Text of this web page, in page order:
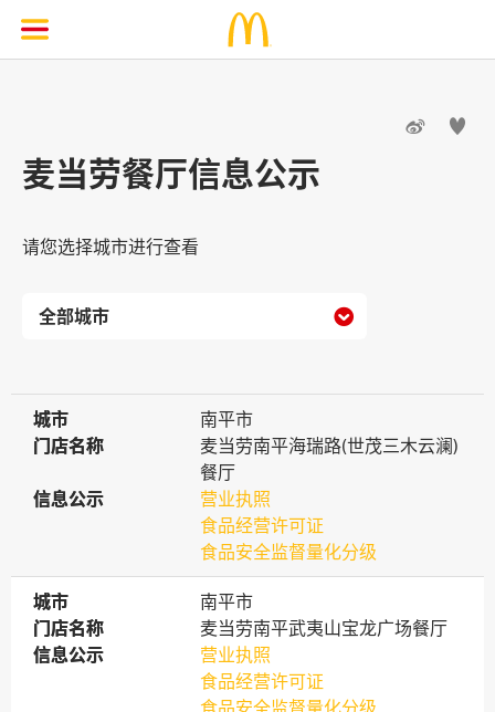
 
麦当劳餐厅信息公示
请您选择城市进行查看

城市
城市
南平市
门店名称
门店名称
麦当劳南平海瑞路(世茂三木云澜)
餐厅
信息公示
信息公示
营业执照
食品经营许可证
食品安全监督量化分级
城市
城市
南平市
门店名称
门店名称
麦当劳南平武夷山宝龙广场餐厅
信息公示
信息公示
营业执照
食品经营许可证
食品安全监督量化分级